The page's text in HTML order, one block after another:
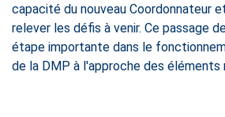
capacité du nouveau Coordonnateur
relever les défis à venir. Ce passage
étape importante dans le
de la DMP à l'approche des éléments